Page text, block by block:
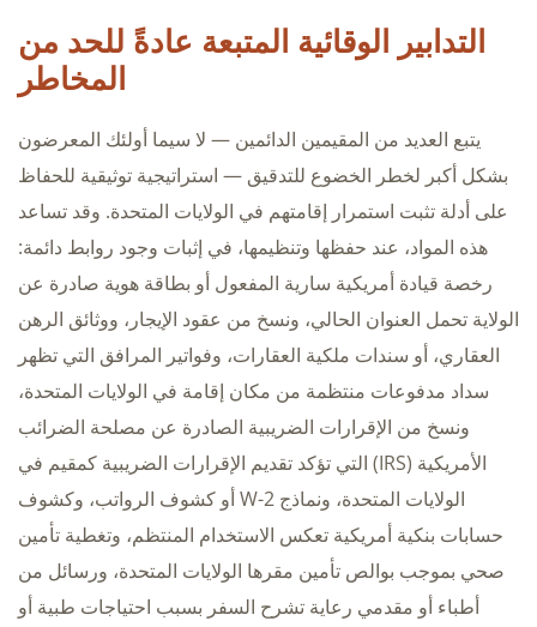
التدابير الوقائية المتبعة عادةً للحد من
المخاطر
يتبع العديد من المقيمين الدائمين — لا سيما أولئك المعرضون
بشكل أكبر لخطر الخضوع للتدقيق — استراتيجية توثيقية للحفاظ
على أدلة تثبت استمرار إقامتهم في الولايات المتحدة. وقد تساعد
هذه المواد، عند حفظها وتنظيمها، في إثبات وجود روابط دائمة:
رخصة قيادة أمريكية سارية المفعول أو بطاقة هوية صادرة عن
الولاية تحمل العنوان الحالي، ونسخ من عقود الإيجار، ووثائق الرهن
العقاري، أو سندات ملكية العقارات، وفواتير المرافق التي تظهر
سداد مدفوعات منتظمة من مكان إقامة في الولايات المتحدة،
ونسخ من الإقرارات الضريبية الصادرة عن مصلحة الضرائب
الأمريكية (IRS) التي تؤكد تقديم الإقرارات الضريبية كمقيم في
الولايات المتحدة، ونماذج W-2 أو كشوف الرواتب، وكشوف
حسابات بنكية أمريكية تعكس الاستخدام المنتظم، وتغطية تأمين
صحي بموجب بوالص تأمين مقرها الولايات المتحدة، ورسائل من
أطباء أو مقدمي رعاية تشرح السفر بسبب احتياجات طبية أو